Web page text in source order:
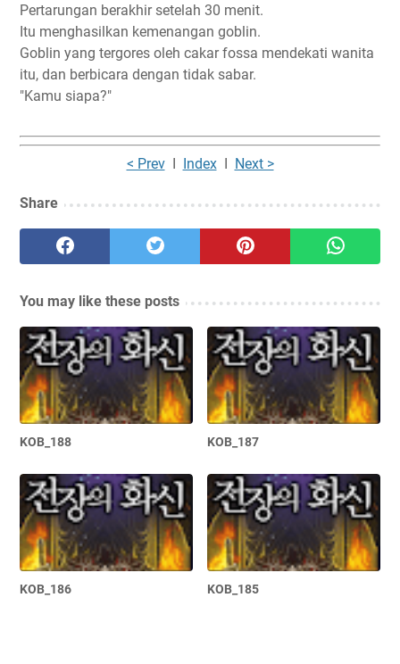
Pertarungan berakhir setelah 30 menit.
Itu menghasilkan kemenangan goblin.
Goblin yang tergores oleh cakar fossa mendekati wanita
itu, dan berbicara dengan tidak sabar.
"Kamu siapa?"
< PrevI IndexI Next >
Share
You may like these posts
KOB_188 KOB_187
KOB_186 KOB_185